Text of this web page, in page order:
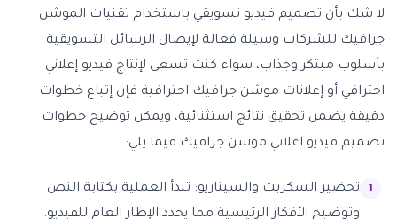
لا شك بأن تصميم فيديو تسويقي باستخدام تقنيات الموشن
جرافيك للشركات وسيلة فعالة لإيصال الرسائل التسويقية
بأسلوب مبتكر وجذاب، سواء كنت تسعى لإنتاج فيديو إعلاني
احترافي أو إعلانات موشن جرافيك احترافية فإن إتباع خطوات
دقيقة يضمن تحقيق نتائج استثنائية، ويمكن توضيح خطوات
تصميم فيديو اعلاني موشن جرافيك فيما يلي:
تحضير السكربت والسيناريو: تبدأ العملية بكتابة النص
وتوضيح الأفكار الرئيسية مما يحدد الإطار العام للفيديو.